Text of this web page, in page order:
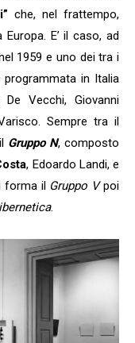
che, nel frattempo,
E’ il caso, ad
1959 e uno dei tra i
in Italia
Vecchi, Giovanni
Sempre tra il
Gruppo N, composto
, Edoardo Landi, e
forma il Gruppo Vpoi
.